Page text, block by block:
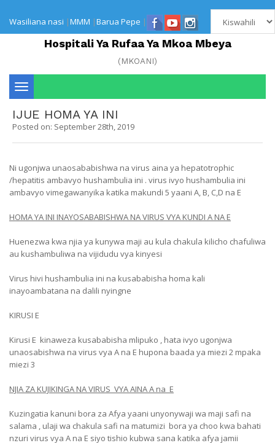
Wasiliana nasi |MMM |Barua Pepe |
Hospitali Ya Rufaa Ya Mkoa Mbeya
(MKOANI)
Toggle
navigation
IJUE HOMA YA INI
Posted on: September 28th, 2019
Ni ugonjwa unaosababishwa na virus aina ya hepatotrophic
/hepatitis ambavyo hushambulia ini . virus ivyo hushambulia ini
ambavyo vimegawanyika katika makundi 5 yaani A, B, C,D na E
HOMA YA INI INAYOSABABISHWA NA VIRUS VYA KUNDI A NA E
Huenezwa kwa njia ya kunywa maji au kula chakula kilicho chafuliwa
au kushambuliwa na vijidudu vya kinyesi
Virus hivi hushambulia ini na kusababisha homa kali
inayoambatana na dalili nyingne
KIRUSI E
Kirusi E kinaweza kusababisha mlipuko , hata ivyo ugonjwa
unaosabishwa na virus vya A na E hupona baada ya miezi 2 mpaka
miezi 3
NJIA ZA KUJIKINGA NA VIRUS VYA AINA A na E
Kuzingatia kanuni bora za Afya yaani unyonywaji wa maji safi na
salama , ulaji wa chakula safi na matumizi bora ya choo kwa bahati
nzuri virus vya A na E siyo tishio kubwa sana katika afya jamii